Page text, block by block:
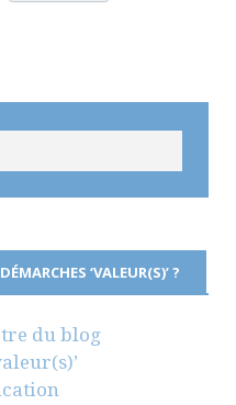
‘VALEUR(S)’ ?
du blog